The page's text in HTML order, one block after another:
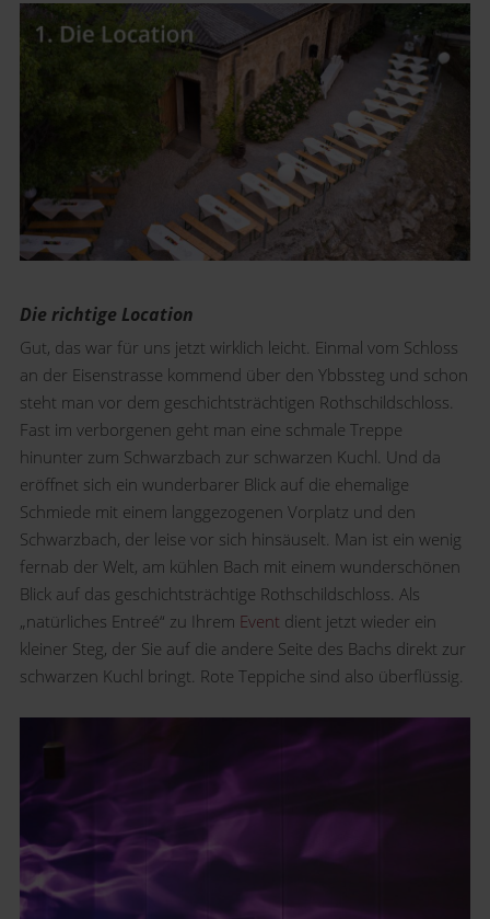
Die richtige Location
Gut, das war für uns jetzt wirklich leicht. Einmal vom Schloss
an der Eisenstrasse kommend über den Ybbssteg und schon
steht man vor dem geschichtsträchtigen Rothschildschloss.
Fast im verborgenen geht man eine schmale Treppe
hinunter zum Schwarzbach zur schwarzen Kuchl. Und da
eröffnet sich ein wunderbarer Blick auf die ehemalige
Schmiede mit einem langgezogenen Vorplatz und den
Schwarzbach, der leise vor sich hinsäuselt. Man ist ein wenig
fernab der Welt, am kühlen Bach mit einem wunderschönen
Blick auf das geschichtsträchtige Rothschildschloss. Als
„natürliches Entreé“ zu Ihrem Event dient jetzt wieder ein
kleiner Steg, der Sie auf die andere Seite des Bachs direkt zur
schwarzen Kuchl bringt. Rote Teppiche sind also überflüssig.